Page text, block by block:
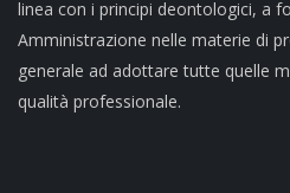
linea con i principi deontologici, a
Amministrazione nelle materie di
generale ad adottare tutte quelle
qualità professionale.